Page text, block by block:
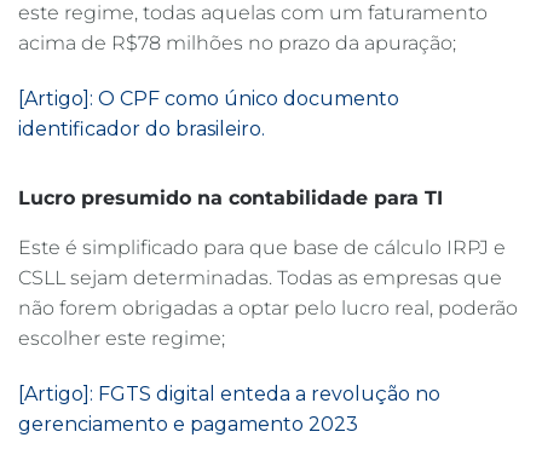
este regime, todas aquelas com um faturamento
acima de R$78 milhões no prazo da apuração;
[Artigo]: O CPF como único documento
identificador do brasileiro.
Lucro presumido na contabilidade para TI
Este é simplificado para que base de cálculo IRPJ e
CSLL sejam determinadas. Todas as empresas que
não forem obrigadas a optar pelo lucro real, poderão
escolher este regime;
[Artigo]: FGTS digital enteda a revolução no
gerenciamento e pagamento 2023